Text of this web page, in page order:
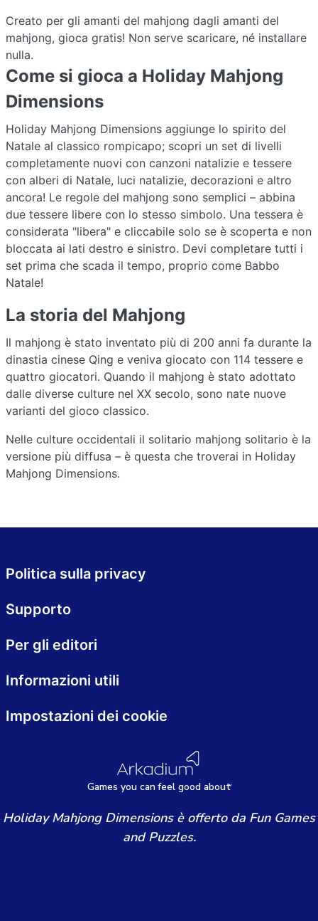
Creato per gli amanti del mahjong dagli amanti del
mahjong, gioca gratis! Non serve scaricare, né installare
nulla.
Come si gioca a Holiday Mahjong
Dimensions
Holiday Mahjong Dimensions aggiunge lo spirito del
Natale al classico rompicapo; scopri un set di livelli
completamente nuovi con canzoni natalizie e tessere
con alberi di Natale, luci natalizie, decorazioni e altro
ancora! Le regole del mahjong sono semplici – abbina
due tessere libere con lo stesso simbolo. Una tessera è
considerata "libera" e cliccabile solo se è scoperta e non
bloccata ai lati destro e sinistro. Devi completare tutti i
set prima che scada il tempo, proprio come Babbo
Natale!
La storia del Mahjong
Il mahjong è stato inventato più di 200 anni fa durante la
dinastia cinese Qing e veniva giocato con 114 tessere e
quattro giocatori. Quando il mahjong è stato adottato
dalle diverse culture nel XX secolo, sono nate nuove
varianti del gioco classico.
Nelle culture occidentali il solitario mahjong solitario è la
versione più diffusa – è questa che troverai in Holiday
Mahjong Dimensions.
Games you canfeel good about
Politica sulla privacy
Supporto
Per gli editori
Informazioni utili
Impostazioni dei cookie
Holiday Mahjong Dimensions è offerto da Fun Games
and Puzzles.